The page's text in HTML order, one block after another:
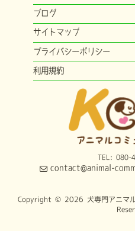
ブログ
サイトマップ
プライバシーポリシー
利用規約
TEL: 080-
contact@animal-
Copyright © 2026 犬専門アニマ